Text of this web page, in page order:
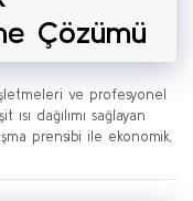
Çözümü
ve profesyonel
dağılımı sağlayan
prensibi ile ekonomik,